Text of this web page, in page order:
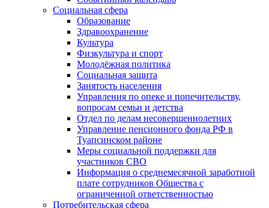
Социальная сфера
Образование
Здравоохранение
Культура
Физкультура и спорт
Молодёжная политика
Социальная защита
Занятость населения
Управления по опеке и попечительству,
вопросам семьи и детства
Отдел по делам несовершеннолетних
Управление пенсионного фонда РФ в
Туапсинском районе
Меры социальной поддержки для
участников СВО
Информация о среднемесячной заработной
плате сотрудников Общества с
ограниченной ответственностью
Потребительская сфера